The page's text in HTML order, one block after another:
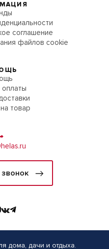
соглашение
файлов cookie
оплаты
товар
дома, дачи и отдыха.